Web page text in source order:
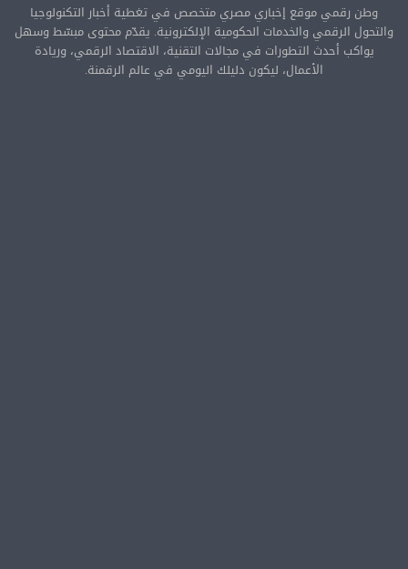
وطن رقمي موقع إخباري مصري متخصص في تغطية أخبار التكنولوجيا
والتحول الرقمي والخدمات الحكومية الإلكترونية. يقدّم محتوى مبسّط وسهل
يواكب أحدث التطورات في مجالات التقنية، الاقتصاد الرقمي، وريادة
الأعمال، ليكون دليلك اليومي في عالم الرقمنة.